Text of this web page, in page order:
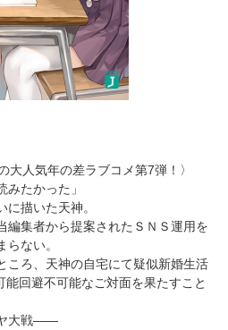
大人気年の差ラブコメ第7弾！〉
みたかった」
描いた天神。
編集者から提案されたＳＮＳ運用を
ない。
ころ、天神の自宅にて疑似新婚生活
能回避不可能なご対面を果たすこと
ヤ大戦――